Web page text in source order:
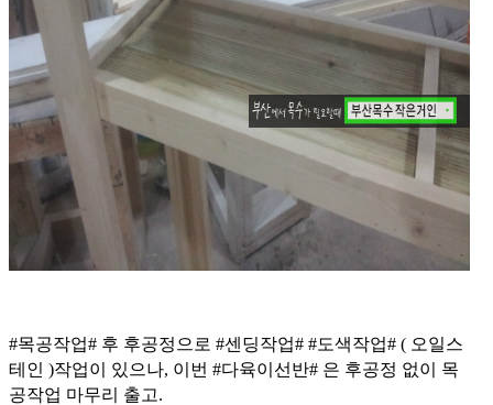
#목공작업# 후 후공정으로 #센딩작업# #도색작업# ( 오일스
테인 )작업이 있으나, 이번 #다육이선반# 은 후공정 없이 목
공작업 마무리 출고.